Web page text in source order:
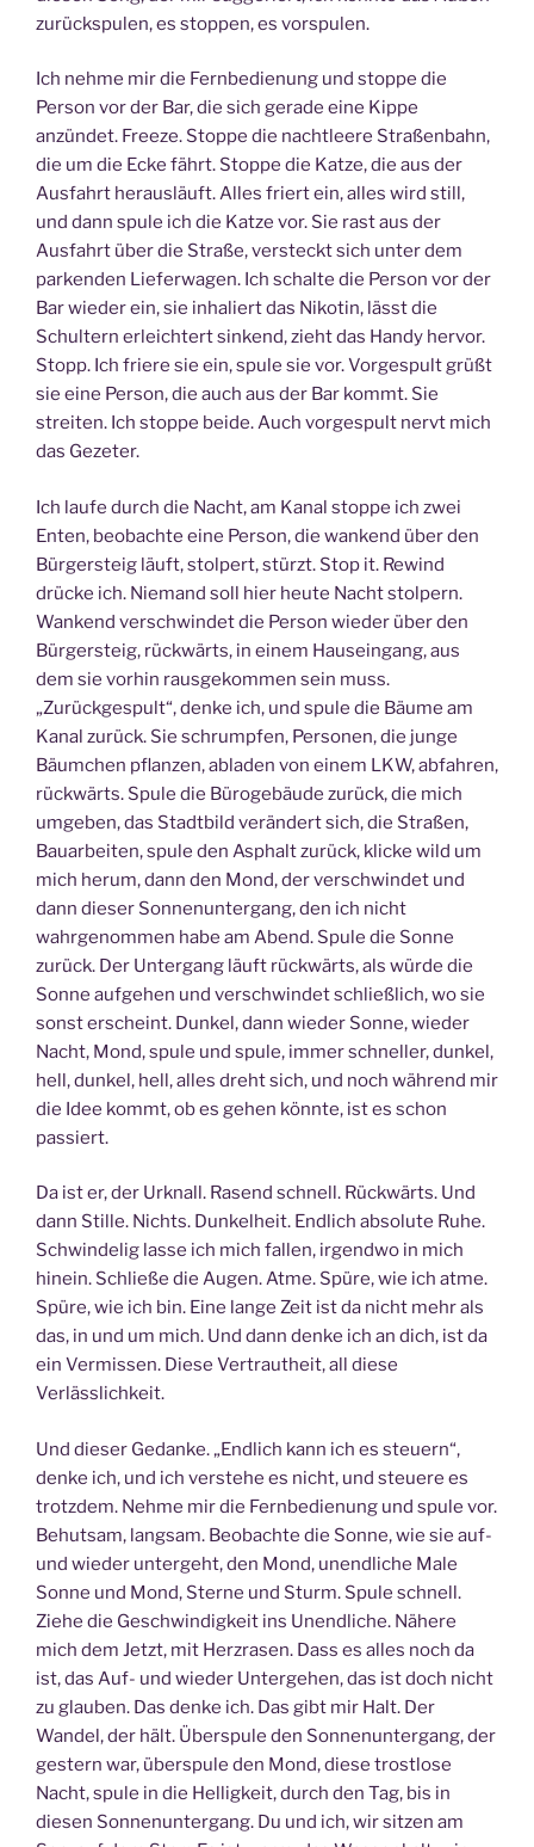
zurückspulen, es stoppen, es vorspulen.
Ich nehme mir die Fernbedienung und stoppe die
Person vor der Bar, die sich gerade eine Kippe
anzündet. Freeze. Stoppe die nachtleere Straßenbahn,
die um die Ecke fährt. Stoppe die Katze, die aus der
Ausfahrt herausläuft. Alles friert ein, alles wird still,
und dann spule ich die Katze vor. Sie rast aus der
Ausfahrt über die Straße, versteckt sich unter dem
parkenden Lieferwagen. Ich schalte die Person vor der
Bar wieder ein, sie inhaliert das Nikotin, lässt die
Schultern erleichtert sinkend, zieht das Handy hervor.
Stopp. Ich friere sie ein, spule sie vor. Vorgespult grüßt
sie eine Person, die auch aus der Bar kommt. Sie
streiten. Ich stoppe beide. Auch vorgespult nervt mich
das Gezeter.
Ich laufe durch die Nacht, am Kanal stoppe ich zwei
Enten, beobachte eine Person, die wankend über den
Bürgersteig läuft, stolpert, stürzt. Stop it. Rewind
drücke ich. Niemand soll hier heute Nacht stolpern.
Wankend verschwindet die Person wieder über den
Bürgersteig, rückwärts, in einem Hauseingang, aus
dem sie vorhin rausgekommen sein muss.
„Zurückgespult“, denke ich, und spule die Bäume am
Kanal zurück. Sie schrumpfen, Personen, die junge
Bäumchen pflanzen, abladen von einem LKW, abfahren,
rückwärts. Spule die Bürogebäude zurück, die mich
umgeben, das Stadtbild verändert sich, die Straßen,
Bauarbeiten, spule den Asphalt zurück, klicke wild um
mich herum, dann den Mond, der verschwindet und
dann dieser Sonnenuntergang, den ich nicht
wahrgenommen habe am Abend. Spule die Sonne
zurück. Der Untergang läuft rückwärts, als würde die
Sonne aufgehen und verschwindet schließlich, wo sie
sonst erscheint. Dunkel, dann wieder Sonne, wieder
Nacht, Mond, spule und spule, immer schneller, dunkel,
hell, dunkel, hell, alles dreht sich, und noch während mir
die Idee kommt, ob es gehen könnte, ist es schon
passiert.
Da ist er, der Urknall. Rasend schnell. Rückwärts. Und
dann Stille. Nichts. Dunkelheit. Endlich absolute Ruhe.
Schwindelig lasse ich mich fallen, irgendwo in mich
hinein. Schließe die Augen. Atme. Spüre, wie ich atme.
Spüre, wie ich bin. Eine lange Zeit ist da nicht mehr als
das, in und um mich. Und dann denke ich an dich, ist da
ein Vermissen. Diese Vertrautheit, all diese
Verlässlichkeit.
Und dieser Gedanke. „Endlich kann ich es steuern“,
denke ich, und ich verstehe es nicht, und steuere es
trotzdem. Nehme mir die Fernbedienung und spule vor.
Behutsam, langsam. Beobachte die Sonne, wie sie auf-
und wieder untergeht, den Mond, unendliche Male
Sonne und Mond, Sterne und Sturm. Spule schnell.
Ziehe die Geschwindigkeit ins Unendliche. Nähere
mich dem Jetzt, mit Herzrasen. Dass es alles noch da
ist, das Auf- und wieder Untergehen, das ist doch nicht
zu glauben. Das denke ich. Das gibt mir Halt. Der
Wandel, der hält. Überspule den Sonnenuntergang, der
gestern war, überspule den Mond, diese trostlose
Nacht, spule in die Helligkeit, durch den Tag, bis in
diesen Sonnenuntergang. Du und ich, wir sitzen am